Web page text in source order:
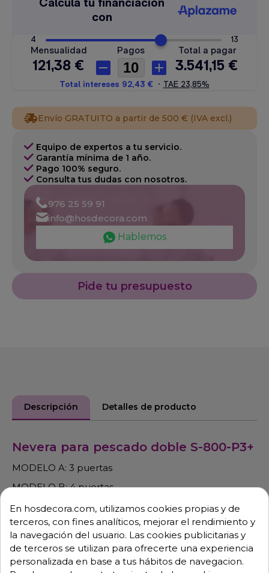
Envío GRATUITO a partir de 500 € (IVA excl.)
Equipo de expertos a tu servicio.
Garantía mínima de 1 año.
Pago 100% seguro.
Consulta tus dudas con nosotros.
976 25 59 91
info@hosdecora.com
Hablemos
Pide tu presupuesto
Descripción Detalles de producto
Nevera para pescado doble S-800-P3+
MODELO A: 3 puertas
MODELO B: 4 puertas
- Frigorífico con dimensiones: 127.5 x 73 x 200 cm,
capacidad 920 Litros, 4 estantes y 2 cubetas.
- Temperatura de -0ºC a 8ºC / -2ºC a +5ºC.
- 230 V-50 Hz.
En hosdecora.com, utilizamos cookies propias y de
terceros, con fines analíticos, mejorar el rendimiento y
la navegación del usuario. Las cookies publicitarias y
de terceros se utilizan para ofrecerte una experiencia
personalizada en base a tus hábitos de navegacion.